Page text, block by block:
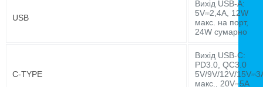
USB
Вихід USB-A:
5V⎓2,4A, 12W
макс. на порт,
24W сумарно
C-TYPE
Вихід USB-C:
PD3.0, QC3.0
5V/9V/12V/
макс., 20V⎓5A